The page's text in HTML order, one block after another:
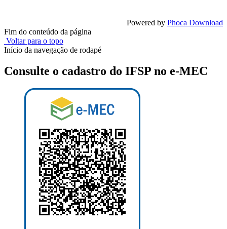
Powered by Phoca Download
Fim do conteúdo da página
Voltar para o topo
Início da navegação de rodapé
Consulte o cadastro do IFSP no e-MEC